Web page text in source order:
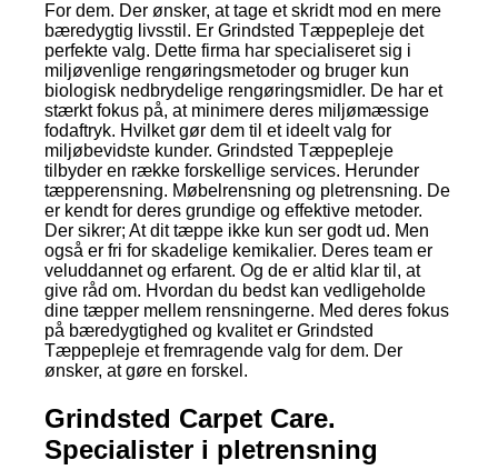
For dem. Der ønsker, at tage et skridt mod en mere
bæredygtig livsstil. Er Grindsted Tæppepleje det
perfekte valg. Dette firma har specialiseret sig i
miljøvenlige rengøringsmetoder og bruger kun
biologisk nedbrydelige rengøringsmidler. De har et
stærkt fokus på, at minimere deres miljømæssige
fodaftryk. Hvilket gør dem til et ideelt valg for
miljøbevidste kunder. Grindsted Tæppepleje
tilbyder en række forskellige services. Herunder
tæpperensning. Møbelrensning og pletrensning. De
er kendt for deres grundige og effektive metoder.
Der sikrer; At dit tæppe ikke kun ser godt ud. Men
også er fri for skadelige kemikalier. Deres team er
veluddannet og erfarent. Og de er altid klar til, at
give råd om. Hvordan du bedst kan vedligeholde
dine tæpper mellem rensningerne. Med deres fokus
på bæredygtighed og kvalitet er Grindsted
Tæppepleje et fremragende valg for dem. Der
ønsker, at gøre en forskel.
Grindsted Carpet Care.
Specialister i pletrensning